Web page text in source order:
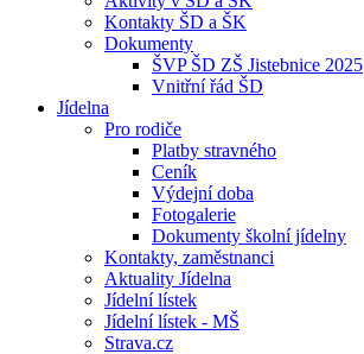
Kontakty ŠD a ŠK
Dokumenty
ŠVP ŠD ZŠ Jistebnice 2025
Vnitřní řád ŠD
Jídelna
Pro rodiče
Platby stravného
Ceník
Výdejní doba
Fotogalerie
Dokumenty školní jídelny
Kontakty, zaměstnanci
Aktuality Jídelna
Jídelní lístek
Jídelní lístek - MŠ
Strava.cz